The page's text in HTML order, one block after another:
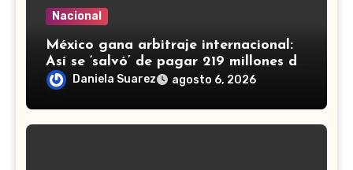
Nacional
México gana arbitraje internacional:
Así se ‘salvó’ de pagar 219 millones de
dólares a fondos de EU
Daniela Suarez agosto 6, 2026